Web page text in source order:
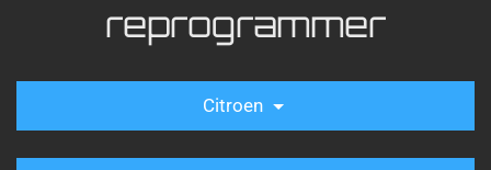
reprogrammer
Citroen